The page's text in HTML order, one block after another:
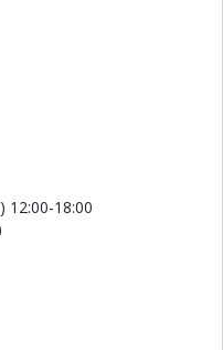
12:00-18:00